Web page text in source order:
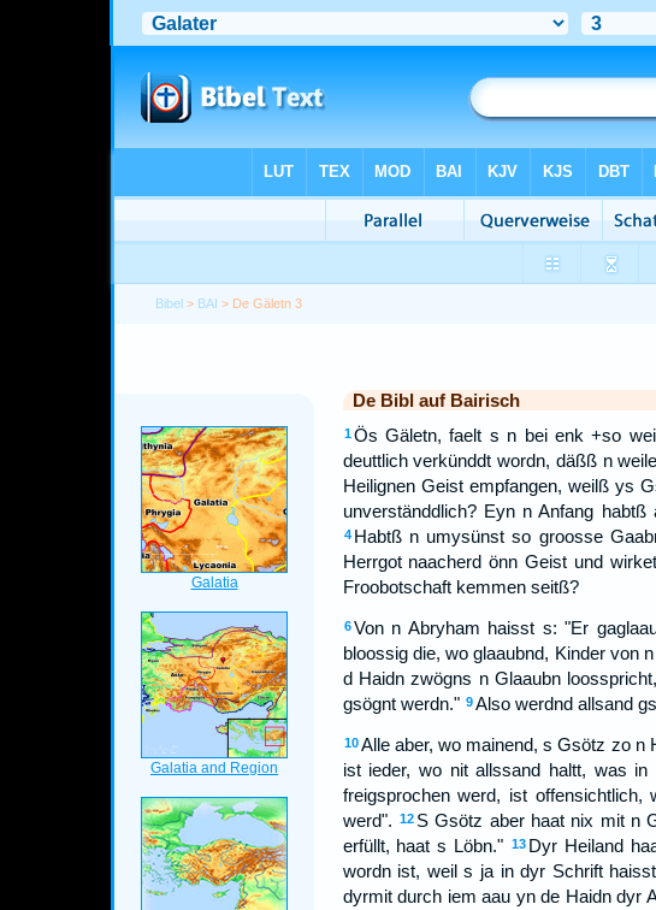
Bibel > BAI > De Gäletn 3
De Bibl auf Bairisch
1 Ös Gäletn, faelt s n bei enk +so
deuttlich verkünddt wordn, däßß n
Heilignen Geist empfangen, weilß ys
unverständdlich? Eyn n Anfang
4 Habtß n umysünst so groosse
Herrgot naacherd önn Geist und
Froobotschaft kemmen seitß?
6 Von n Abryham haisst s: "Er
bloossig die, wo glaaubnd, Kinder von
d Haidn zwögns n Glaaubn
gsögnt werdn." 9 Also werdnd allsand
10 Alle aber, wo mainend, s Gsötz zo n
ist ieder, wo nit allssand haltt, was
freigsprochen werd, ist
werd". 12 S Gsötz aber haat nix mit n
erfüllt, haat s Löbn." 13 Dyr Heiland
wordn ist, weil s ja in dyr Schrift
dyrmit durch iem aau yn de Haidn dyr